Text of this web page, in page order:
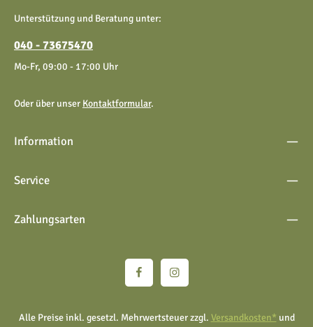
genommen und dieAGBgelesen und bin mit ihnen
Unterstützung und Beratung unter:
040 - 73675470
Mo-Fr, 09:00 - 17:00 Uhr
Oder über unser Kontaktformular.
Information
Service
Zahlungsarten
Alle Preise inkl. gesetzl. Mehrwertsteuer zzgl. Versandkosten* und